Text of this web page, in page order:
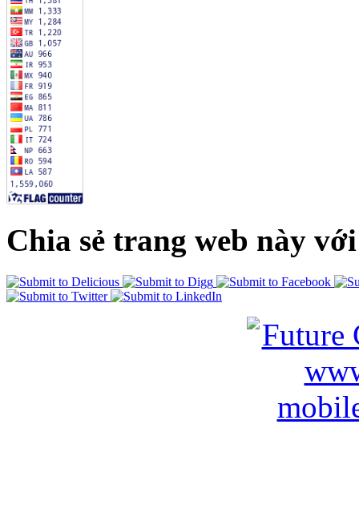
Chia sẻ trang web này